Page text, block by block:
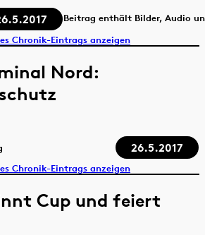
Beitrag enthält Bilder, Audio
Chronik-Eintrags anzeigen
Nord:
26.5.2017
Chronik-Eintrags anzeigen
Cup und feiert